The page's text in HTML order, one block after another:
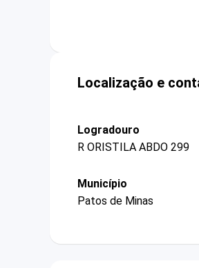
Localização e
Logradouro
R ORISTILA ABDO 299
Município
Patos de Minas